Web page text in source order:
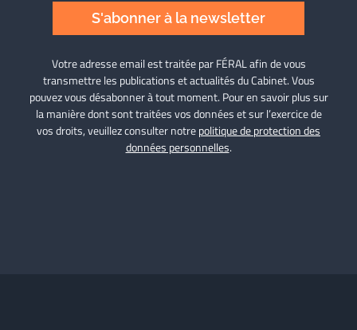
S'abonner à la newsletter
Votre adresse email est traitée par FÉRAL afin de vous
transmettre les publications et actualités du Cabinet. Vous
pouvez vous désabonner à tout moment. Pour en savoir plus sur
la manière dont sont traitées vos données et sur l’exercice de
vos droits, veuillez consulter notrepolitique de protection des
données personnelles.